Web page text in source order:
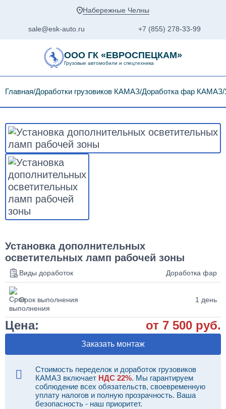
Набережные Челны
sale@esk-auto.ru +7 (855) 278-33-99
ООО ГК «ЕВРОСПЕЦКАМ»
Грузовые автомобили и спецтехника
Главная Доработки грузовиков КАМАЗ Доработка фар КАМАЗ
Установка дополнительных
осветительных ламп рабочей зоны
Виды доработок Доработка фар
Срок выполнения 1 день
Цена: от 7 500 руб.
Заказать монтаж
Стоимость переделок и доработок грузовиков
КАМАЗ включает НДС 22%. Мы гарантируем
соблюдение всех обязательств, своевременную
уплату налогов и полную прозрачность. Ваша
безопасность - наш приоритет.